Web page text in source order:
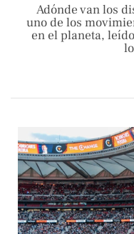
Adónde van los
uno de los
en el planeta,